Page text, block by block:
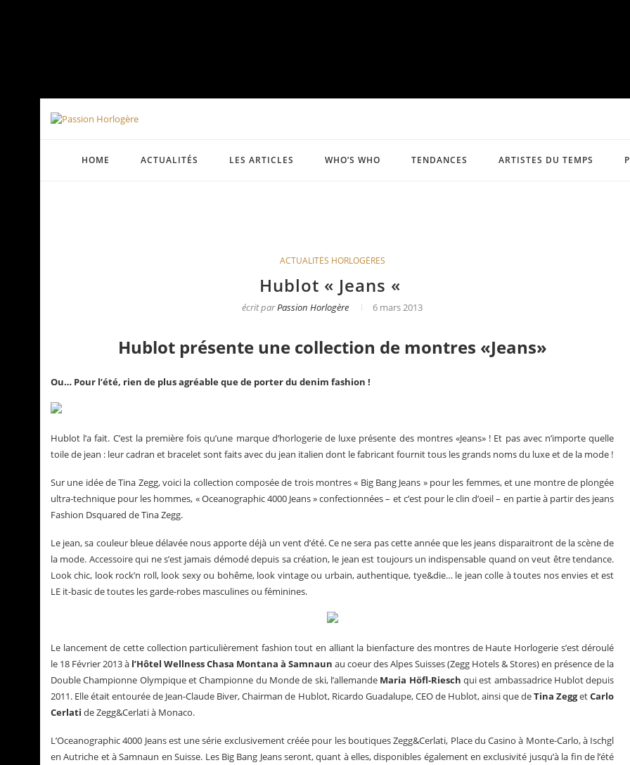
HOME ACTUALITÉS LES ARTICLES WHO’S WHO TENDANCES ARTISTES DU TEMPS
ACTUALITÉS HORLOGÈRES
Hublot « Jeans «
écrit parPassion Horlogère 6 mars 2013
Hublot présente une collection de montres «Jeans»
Ou… Pour l’été, rien de plus agréable que de porter du denim fashion !
Hublot l’a fait. C’est la première fois qu’une marque d’horlogerie de luxe présente des montres «Jeans» ! Et pas avec n’importe quelle
toile de jean : leur cadran et bracelet sont faits avec du jean italien dont le fabricant fournit tous les grands noms du luxe et de la mode !
Sur une idée de Tina Zegg, voici la collection composée de trois montres « Big Bang Jeans » pour les femmes, et une montre de plongée
ultra-technique pour les hommes, « Oceanographic 4000 Jeans » confectionnées – et c’est pour le clin d’oeil – en partie à partir des jeans
Fashion Dsquared de Tina Zegg.
Le jean, sa couleur bleue délavée nous apporte déjà un vent d’été. Ce ne sera pas cette année que les jeans disparaitront de la scène de
la mode. Accessoire qui ne s’est jamais démodé depuis sa création, le jean est toujours un indispensable quand on veut être tendance.
Look chic, look rock’n roll, look sexy ou bohême, look vintage ou urbain, authentique, tye&die… le jean colle à toutes nos envies et est
LE it-basic de toutes les garde-robes masculines ou féminines.
Le lancement de cette collection particulièrement fashion tout en alliant la bienfacture des montres de Haute Horlogerie s’est déroulé
le 18 Février 2013 à l’Hôtel Wellness Chasa Montana à Samnaunau coeur des Alpes Suisses (Zegg Hotels & Stores) en présence de la
Double Championne Olympique et Championne du Monde de ski, l’allemande Maria Höfl-Riesch qui est ambassadrice Hublot depuis
2011. Elle était entourée de Jean-Claude Biver, Chairman de Hublot, Ricardo Guadalupe, CEO de Hublot, ainsi que deTina ZeggetCarlo
Cerlati de Zegg&Cerlati à Monaco.
L’Oceanographic 4000 Jeans est une série exclusivement créée pour les boutiques Zegg&Cerlati, Place du Casino à Monte-Carlo, à Ischgl
en Autriche et à Samnaun en Suisse. Les Big Bang Jeans seront, quant à elles, disponibles également en exclusivité jusqu’à la fin de l’été